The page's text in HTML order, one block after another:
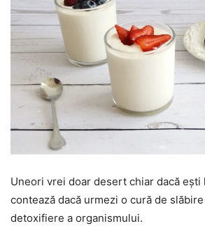
Uneori vrei doar desert chiar dacă ești
contează dacă urmezi o cură de
detoxifiere a organismului.